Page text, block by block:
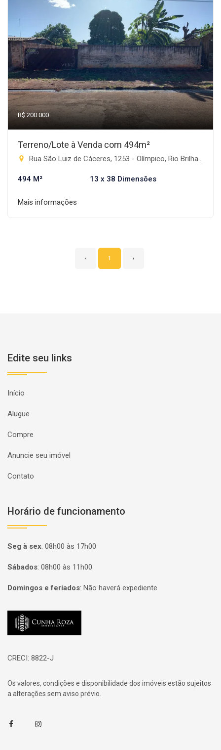
R$ 200.000
Terreno/Lote à Venda com 494m²
Rua São Luiz de Cáceres, 1253 - Olímpico, Rio Brilhante-MS
494 M² 13 x 38 Dimensões
Mais informações
‹ 1 ›
Edite seu links
Início
Alugue
Compre
Anuncie seu imóvel
Contato
Horário de funcionamento
Seg à sex: 08h00 às 17h00
Sábados: 08h00 às 11h00
Domingos e feriados: Não haverá expediente
Página inicial
CRECI: 8822-J
Os valores, condições e disponibilidade dos imóveis estão sujeitos
a alterações sem aviso prévio.
FacebookInstagram